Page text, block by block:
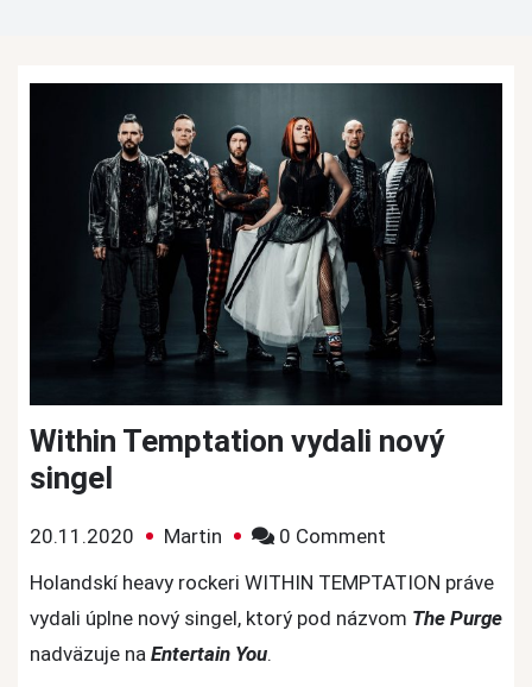
Within Temptation vydali nový
singel
20.11.2020 Martin 0 Comment
Temptation
vydali
Holandskí heavy rockeri WITHIN TEMPTATION práve
vydali úplne nový singel, ktorý pod názvom The Purge
nadväzuje na Entertain You.